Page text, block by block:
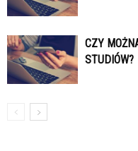
CZY
STUDIÓW?